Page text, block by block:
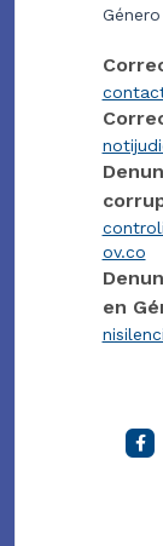
ov.co
en